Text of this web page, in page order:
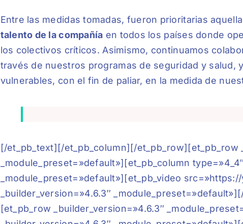
Entre las medidas tomadas, fueron prioritarias
talento de la compañía en todos los países donde
los colectivos críticos. Asimismo, continuamos
través de nuestros programas de seguridad y salud,
vulnerables, con el fin de paliar, en la medida de
[/et_pb_text][/et_pb_column][/et_pb_row][et_pb_row
_module_preset=»default»][et_pb_column
_module_preset=»default»][et_pb_video
_builder_version=»4.6.3″
[et_pb_row _builder_version=»4.6.3″